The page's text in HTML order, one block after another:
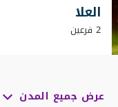
العلا
2 فرعين
عرض جميع المدن